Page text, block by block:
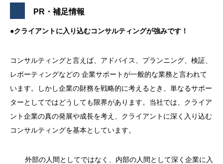
PR ・補足情報
●クライアントに入り込むコンサルティングが強みです！
コンサルティングと言えば、アドバイス、プランニング、検証、
レポーティングなどの 企業サポートが一般的な業務と言われて
います。しかし企業の財務を戦略的に考えるとき、単なるサポー
ターとしてではどうしても限界があります。当社では、クライア
ント企業の真の発展や成長を考え、クライアントに深く入り込む
コンサルティングを基本としています。
外部の人間としてではなく、内部の人間として深く企業に入